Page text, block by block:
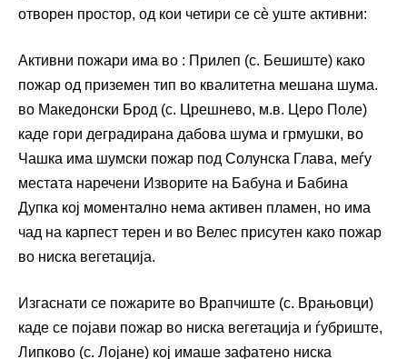
отворен простор, од кои четири се сѐ уште активни:
Активни пожари има во : Прилеп (с. Бешиште) како
пожар од приземен тип во квалитетна мешана шума.
во Македонски Брод (с. Црешнево, м.в. Церо Поле)
каде гори деградирана дабова шума и грмушки, во
Чашка има шумски пожар под Солунска Глава, меѓу
местата наречени Изворите на Бабуна и Бабина
Дупка кој моментално нема активен пламен, но има
чад на карпест терен и во Велес присутен како пожар
во ниска вегетација.
Изгаснати се пожарите во Врапчиште (с. Врањовци)
каде се појави пожар во ниска вегетација и ѓубриште,
Липково (с. Лојане) кој имаше зафатено ниска